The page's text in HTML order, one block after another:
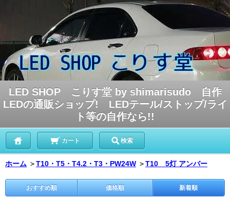
LED SHOP こりす堂 by shimarisudo 自作
LEDの通販ショップ! LEDテール/ストップ/ライ
ト等の自作なら!!
カート 検索
ホーム ＞T10・T5・T4.2・T3・PW24W ＞T10 5灯 アンバー
おすすめ順 価格順 新着順